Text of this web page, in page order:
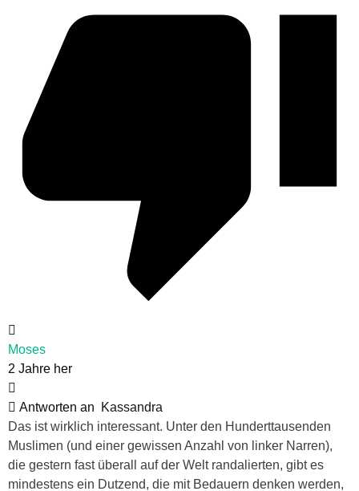
Moses
2 Jahre her
Antworten an
Kassandra
Das ist wirklich interessant. Unter den Hunderttausenden
Muslimen (und einer gewissen Anzahl von linker Narren),
die gestern fast überall auf der Welt randalierten, gibt es
mindestens ein Dutzend, die mit Bedauern denken werden,